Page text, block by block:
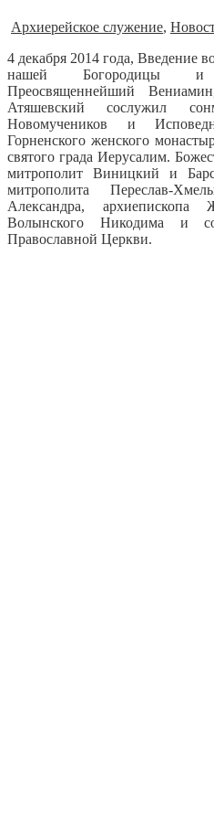
Архиерейское служение,
4 декабря 2014 года, Введение
нашей Богородицы и
Преосвященнейший
Атяшевский сослужил
Новомучеников и
Горненского женского
святого града Иерусалим.
митрополит Виницкий и
митрополита Переслав-
Александра,
Волынского Никодима и
Православной Церкви.